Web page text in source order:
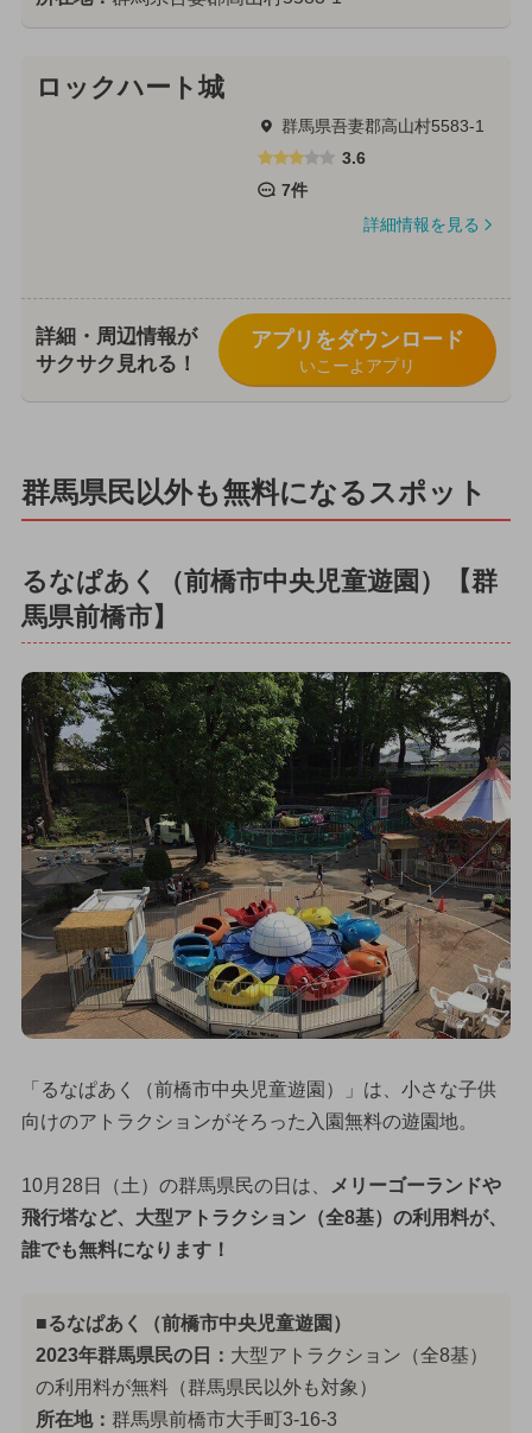
ロックハート城
群馬県吾妻郡高山村5583-1
3.6
7件
詳細情報を見る
詳細・周辺情報が
サクサク見れる！
アプリをダウンロード
いこーよアプリ
群馬県民以外も無料になるスポット
るなぱあく（前橋市中央児童遊園）【群
馬県前橋市】
「るなぱあく（前橋市中央児童遊園）」は、小さな子供
向けのアトラクションがそろった入園無料の遊園地。
10月28日（土）の群馬県民の日は、
メリーゴーランドや
飛行塔など、大型アトラクション（全8基）の利用料が、
誰でも無料になります！
■るなぱあく（前橋市中央児童遊園）
2023年群馬県民の日： 大型アトラクション（全8基）
の利用料が無料（群馬県民以外も対象）
所在地： 群馬県前橋市大手町3-16-3